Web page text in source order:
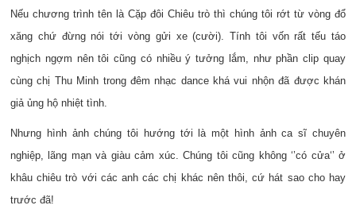
Nếu chương trình tên là Cặp đôi Chiêu trò thì chúng tôi rớt từ vòng đổ
xăng chứ đừng nói tới vòng gửi xe (cười). Tính tôi vốn rất tếu táo
nghịch ngợm nên tôi cũng có nhiều ý tưởng lắm, như phần clip quay
cùng chị Thu Minh trong đêm nhạc dance khá vui nhộn đã được khán
giả ủng hộ nhiệt tình.
Nhưng hình ảnh chúng tôi hướng tới là một hình ảnh ca sĩ chuyên
nghiệp, lãng mạn và giàu cảm xúc. Chúng tôi cũng không ‘’có cửa‘’ ở
khâu chiêu trò với các anh các chị khác nên thôi, cứ hát sao cho hay
trước đã!